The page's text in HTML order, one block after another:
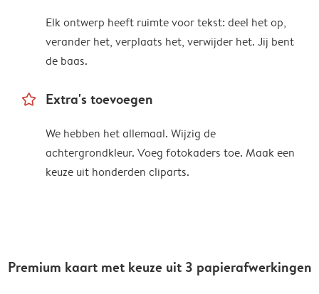
Elk ontwerp heeft ruimte voor tekst: deel het op,
verander het, verplaats het, verwijder het. Jij bent
de baas.
star_outline Extra's toevoegen
We hebben het allemaal. Wijzig de
achtergrondkleur. Voeg fotokaders toe. Maak een
keuze uit honderden cliparts.
Premium kaart met keuze uit 3 papierafwerkingen